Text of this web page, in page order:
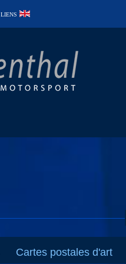
LIENS
Cartes postales d'art